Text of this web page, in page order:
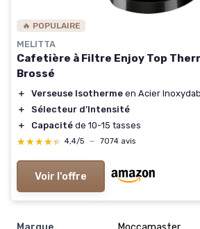
🔥 POPULAIRE
MELITTA
Cafetière à Filtre Enjoy Top
Brossé
＋ Verseuse Isotherme en Acier
＋
Sélecteur d’Intensité
＋
Capacité de 10-15 tasses
★★★★★
★★★★★ 4,4/5 — 7074 avis
Voir l'offre